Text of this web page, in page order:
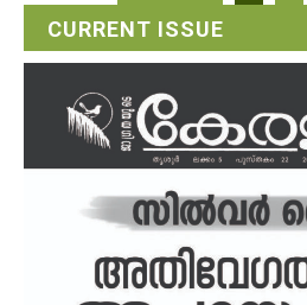
CURRENT ISSUE